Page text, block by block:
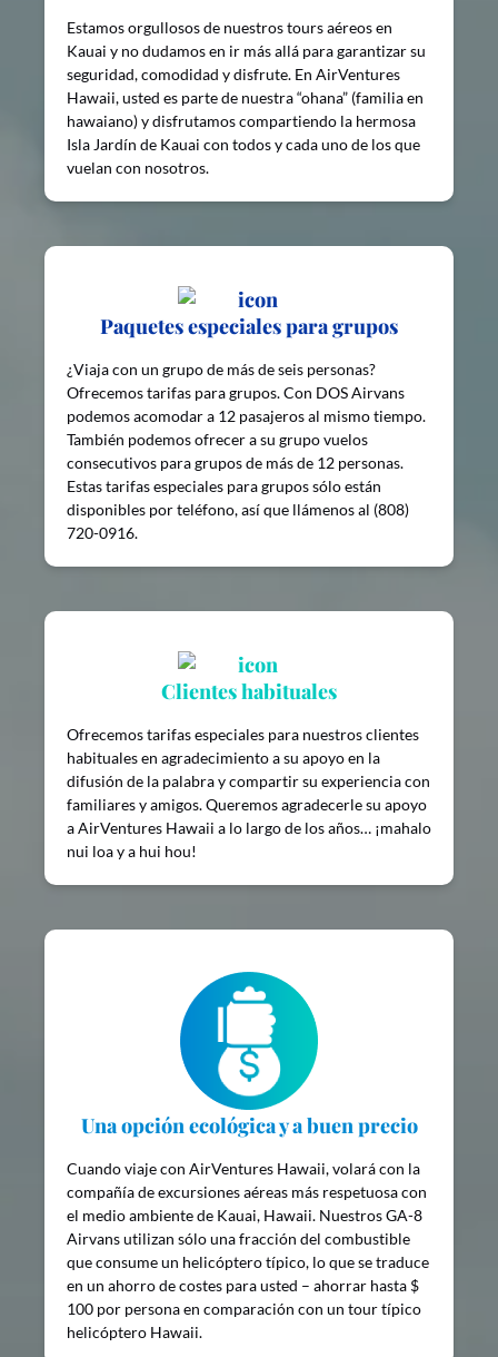
Estamos orgullosos de nuestros tours aéreos en
Kauai y no dudamos en ir más allá para garantizar su
seguridad, comodidad y disfrute. En AirVentures
Hawaii, usted es parte de nuestra “ohana” (familia en
hawaiano) y disfrutamos compartiendo la hermosa
Isla Jardín de Kauai con todos y cada uno de los que
vuelan con nosotros.
Paquetes especiales para grupos
¿Viaja con un grupo de más de seis personas?
Ofrecemos tarifas para grupos. Con DOS Airvans
podemos acomodar a 12 pasajeros al mismo tiempo.
También podemos ofrecer a su grupo vuelos
consecutivos para grupos de más de 12 personas.
Estas tarifas especiales para grupos sólo están
disponibles por teléfono, así que llámenos al (808)
720-0916.
Clientes habituales
Ofrecemos tarifas especiales para nuestros clientes
habituales en agradecimiento a su apoyo en la
difusión de la palabra y compartir su experiencia con
familiares y amigos. Queremos agradecerle su apoyo
a AirVentures Hawaii a lo largo de los años… ¡mahalo
nui loa y a hui hou!
Una opción ecológica y a buen precio
Cuando viaje con AirVentures Hawaii, volará con la
compañía de excursiones aéreas más respetuosa con
el medio ambiente de Kauai, Hawaii. Nuestros GA-8
Airvans utilizan sólo una fracción del combustible
que consume un helicóptero típico, lo que se traduce
en un ahorro de costes para usted – ahorrar hasta $
100 por persona en comparación con un tour típico
helicóptero Hawaii.